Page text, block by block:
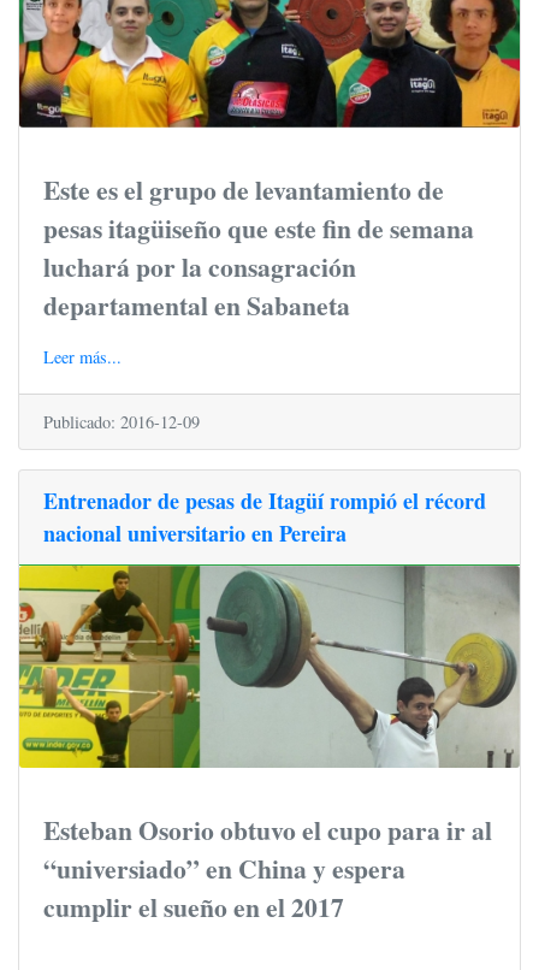
Este es el grupo de levantamiento de
pesas itagüiseño que este fin de semana
luchará por la consagración
departamental en Sabaneta
Leer más...
Publicado: 2016-12-09
Entrenador de pesas de Itagüí rompió el récord
nacional universitario en Pereira
Esteban Osorio obtuvo el cupo para ir al
“universiado” en China y espera
cumplir el sueño en el 2017